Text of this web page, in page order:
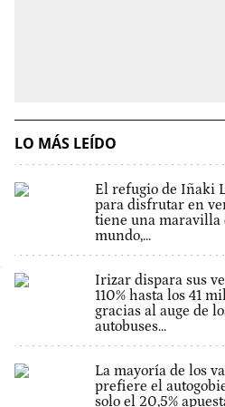
LO MÁS LEÍDO
El refugio de Iñaki
para disfrutar en
tiene una maravilla
mundo,...
Irizar dispara sus
110% hasta los 41
gracias al auge de
autobuses...
La mayoría de los
prefiere el
solo el 20,5%